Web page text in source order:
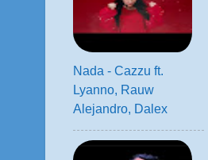
Nada - Cazzu ft.
Lyanno, Rauw
Alejandro, Dalex